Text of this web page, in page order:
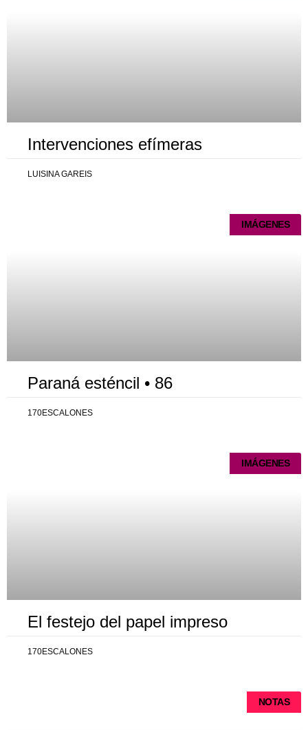
Intervenciones efímeras
LUISINA GAREIS
IMÁGENES
Paraná esténcil • 86
170ESCALONES
IMÁGENES
El festejo del papel impreso
170ESCALONES
NOTAS